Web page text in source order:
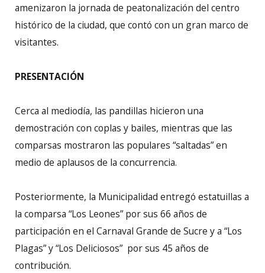
amenizaron la jornada de peatonalización del centro
histórico de la ciudad, que contó con un gran marco de
visitantes.
PRESENTACIÓN
Cerca al mediodía, las pandillas hicieron una
demostración con coplas y bailes, mientras que las
comparsas mostraron las populares “saltadas” en
medio de aplausos de la concurrencia.
Posteriormente, la Municipalidad entregó estatuillas a
la comparsa “Los Leones” por sus 66 años de
participación en el Carnaval Grande de Sucre y a “Los
Plagas” y “Los Deliciosos” por sus 45 años de
contribución.